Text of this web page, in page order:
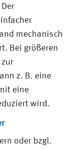
mechanisch
Bei größeren
z. B. eine
eine
wird.
oder bzgl.